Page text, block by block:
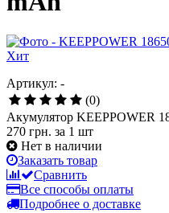
Хит
Артикул: -
(0)
Акумулятор KEEPPOWER
270 грн. за 1 шт
Нет в наличии
Заказать товар
Сравнить
Все способы оплаты
Подробнее о доставке